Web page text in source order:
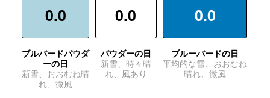
0.0
ブルバードパウダ
ーの日
新雪、おおむね晴
れ、微風
0.0
パウダーの日
新雪、時々晴
れ、風あり
0.0
ブルーバードの日
平均的な雪、おおむね
晴れ、微風